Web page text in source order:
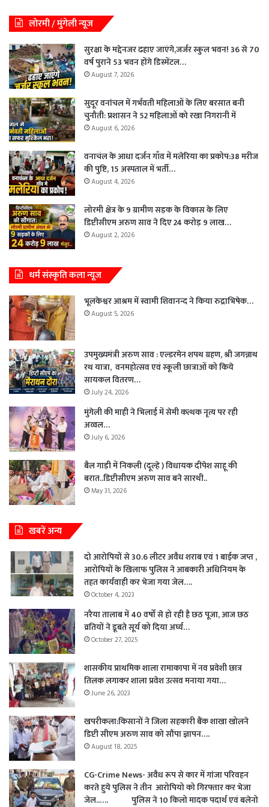
लोरमी / मुंगेली न्यूज
सुरक्षा के मद्देनजर ढहाए जाएंगे,जर्जर स्कुल भवन! 36 से 70
वर्ष पुराने 53 भवन होंगे डिस्मेंटल…
August 7, 2026
सुदूर वनांचल में गर्भवती महिलाओं के लिए बरसात बनी
चुनौती: प्रशासन ने 52 महिलाओं को रखा निगरानी में
August 6, 2026
वनाचंल के आधा दर्जन गाँव में मलेरिया का प्रकोप:38 मरीज
की पुष्टि, 15 अस्पताल में भर्ती…
August 4, 2026
लोरमी क्षेत्र के 9 ग्रामीण सड़क के विकास के लिए
डिप्टीसीएम अरुण साव ने दिए 24 करोड़ 9 लाख…
August 2, 2026
धर्म संस्कृति कला न्यूज
भूलकेश्वर आश्रम में स्वामी शिवानन्द ने किया रुद्राभिषेक…
August 5, 2026
उपमुख्यमंत्री अरुण साव : एल्डरमेन शपथ ग्रहण, श्री जगन्नाथ
रथ यात्रा, वनमहोत्सव एवं स्कूली छात्राओं को किये
सायकल वितरण…
July 24, 2026
मुंगेली की माही ने भिलाई में सेमी कत्थक नृत्य पर रही
अव्वल…
July 6, 2026
बैल गाड़ी में निकली (दूल्हे ) विधायक दीपेश साहू की
बरात..डिप्टीसीएम अरुण साव बने सारथी..
May 31, 2026
खबरें अन्य
दो आरोपियों से 30.6 लीटर अवैध शराब एवं 1 बाईक जप्त ,
आरोपियों के खिलाफ पुलिस ने आबकारी अधिनियम के
तहत कार्यवाही कर भेजा गया जेल….
October 4, 2023
नरैया तालाब में 40 वर्षों से हो रही है छठ पूजा, आज छठ
व्रतियों ने डूबते सूर्य को दिया अर्घ्य…
October 27, 2025
शासकीय प्राथमिक शाला रामाकापा में नव प्रवेशी छात्र
तिलक लगाकर शाला प्रवेश उत्सव मनाया गया…
June 26, 2023
खपरीकला:किसानों ने जिला सहकारी बैंक शाखा खोलने
डिप्टी सीएम अरुण साव को सौंपा ज्ञापन….
August 18, 2025
CG-Crime News- अवैध रूप से कार में गांजा परिवहन
करते हुये पुलिस ने तीन आरोपियो को गिरफ्तार कर भेजा
जेल..…. पुलिस ने 10 किलो मादक पदार्थ एवं बलेनो